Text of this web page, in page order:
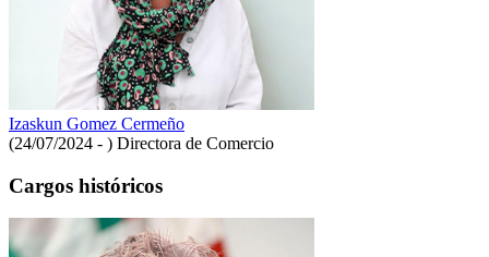
Izaskun Gomez Cermeño
(24/07/2024 - ) Directora de Comercio
Cargos históricos